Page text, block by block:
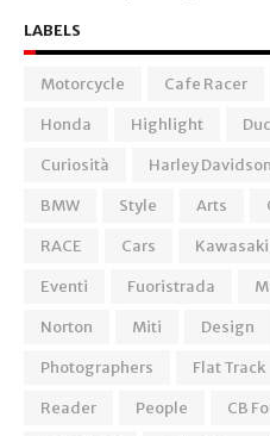
LABELS
Motorcycle Cafe Racer
Honda
Highlight
Curiosità
Harley Davidson
BMW
Style Arts
RACE
Cars Kawasaki
Eventi
Fuoristrada
Norton
Miti Design
Photographers
Flat Track
Reader
People CB